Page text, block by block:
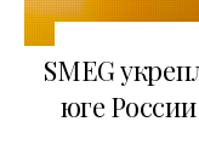
SMEG
юге